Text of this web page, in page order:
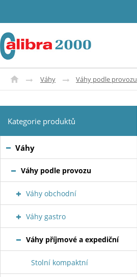
Váhy Váhy podle provozu
Kategorie produktů
Váhy
Váhy podle provozu
Váhy obchodní
Váhy gastro
Váhy příjmové a expediční
Stolní kompaktní